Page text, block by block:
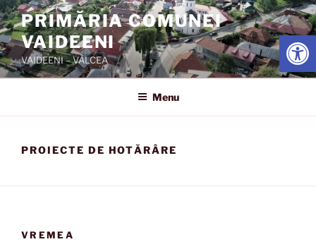
Skip
to
content
PRIMĂRIA COMUNEI
VAIDEENI
VAIDEENI – VÂLCEA
Menu
PROIECTE DE HOTĂRÂRE
VREMEA